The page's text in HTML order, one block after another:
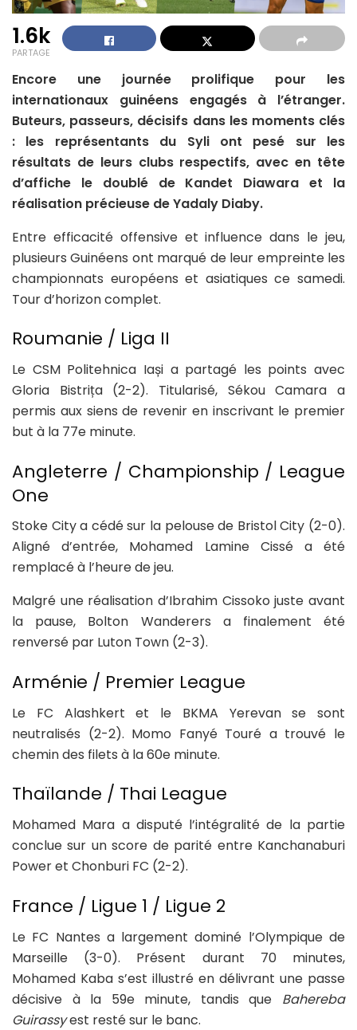
1.6k
PARTAGE
Encore une journée prolifique pour les
internationaux guinéens engagés à l’étranger.
Buteurs, passeurs, décisifs dans les moments clés
: les représentants du Syli ont pesé sur les
résultats de leurs clubs respectifs, avec en tête
d’affiche le doublé de Kandet Diawara et la
réalisation précieuse de Yadaly Diaby.
Entre efficacité offensive et influence dans le jeu,
plusieurs Guinéens ont marqué de leur empreinte les
championnats européens et asiatiques ce samedi.
Tour d’horizon complet.
Roumanie / Liga II
Le CSM Politehnica Iași a partagé les points avec
Gloria Bistrița (2-2). Titularisé, Sékou Camara a
permis aux siens de revenir en inscrivant le premier
but à la 77e minute.
Angleterre / Championship / League
One
Stoke City a cédé sur la pelouse de Bristol City (2-0).
Aligné d’entrée, Mohamed Lamine Cissé a été
remplacé à l’heure de jeu.
Malgré une réalisation d’Ibrahim Cissoko juste avant
la pause, Bolton Wanderers a finalement été
renversé par Luton Town (2-3).
Arménie / Premier League
Le FC Alashkert et le BKMA Yerevan se sont
neutralisés (2-2). Momo Fanyé Touré a trouvé le
chemin des filets à la 60e minute.
Thaïlande / Thai League
Mohamed Mara a disputé l’intégralité de la partie
conclue sur un score de parité entre Kanchanaburi
Power et Chonburi FC (2-2).
France / Ligue 1 / Ligue 2
Le FC Nantes a largement dominé l’Olympique de
Marseille (3-0). Présent durant 70 minutes,
Mohamed Kaba s’est illustré en délivrant une passe
décisive à la 59e minute, tandis que Bahereba
Guirassyest resté sur le banc.